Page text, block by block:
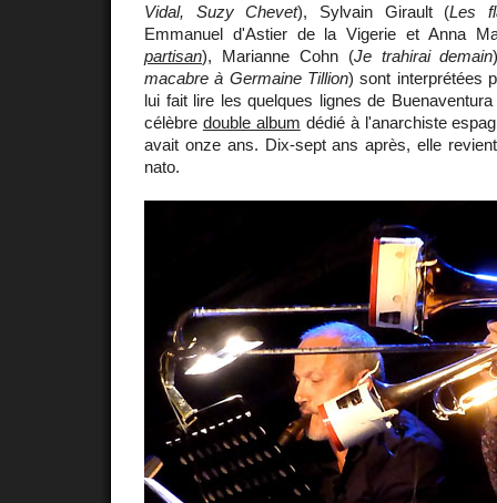
Vidal, Suzy Chevet), Sylvain Girault (Les
Emmanuel d'Astier de la Vigerie et Anna
partisan), Marianne Cohn (Je trahirai demain
macabre à Germaine Tillion) sont interprétées
lui fait lire les quelques lignes de
célèbre double album dédié à l'anarchiste
avait onze ans. Dix-sept ans après, elle
nato.